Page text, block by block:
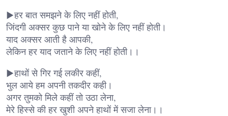
▶हर बात समझने के लिए नहीं होती,
जिंदगी अक्सर कुछ पाने या खोने के लिए नहीं होती।
याद अक्सर आती है आपकी,
लेकिन हर याद जताने के लिए नहीं होती।।
▶हाथों से गिर गई लकीर कहीं,
भुल आये हम अपनी तकदीर कही।
अगर तुमको मिले कहीं तो उठा लेना,
मेरे हिस्से की हर खुशी अपने हाथों में सजा लेना।।